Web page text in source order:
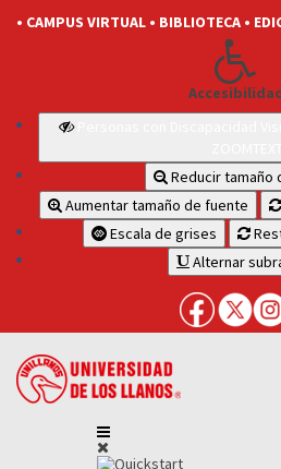
• CAMPUS VIRTUAL • BIBLIOTECA •
Reducir tamaño
Aumentar tamaño de fuente
Escala de grises
Alternar